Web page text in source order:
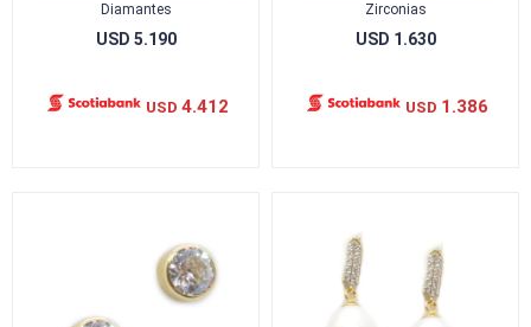
Diamantes
USD 5.190
USD 4.412
Zirconias
USD 1.630
USD 1.386